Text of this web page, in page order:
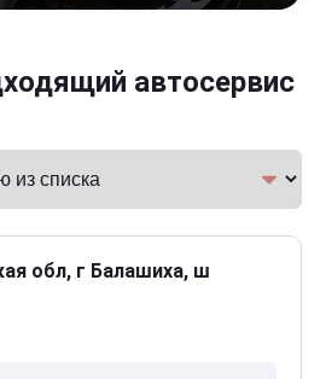
автосервис
обл, г Балашиха, ш